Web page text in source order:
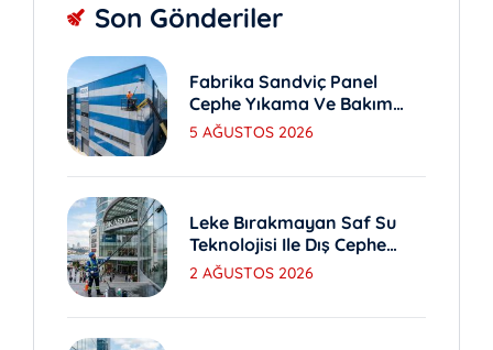
Son Gönderiler
Fabrika Sandviç Panel
Cephe Yıkama Ve Bakım
Yöntemleri
5 AĞUSTOS 2026
Leke Bırakmayan Saf Su
Teknolojisi Ile Dış Cephe
Yıkama
2 AĞUSTOS 2026